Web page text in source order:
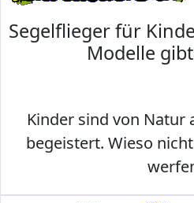
Segelflieger für
Modelle
Kinder sind von Natur
begeistert. Wieso